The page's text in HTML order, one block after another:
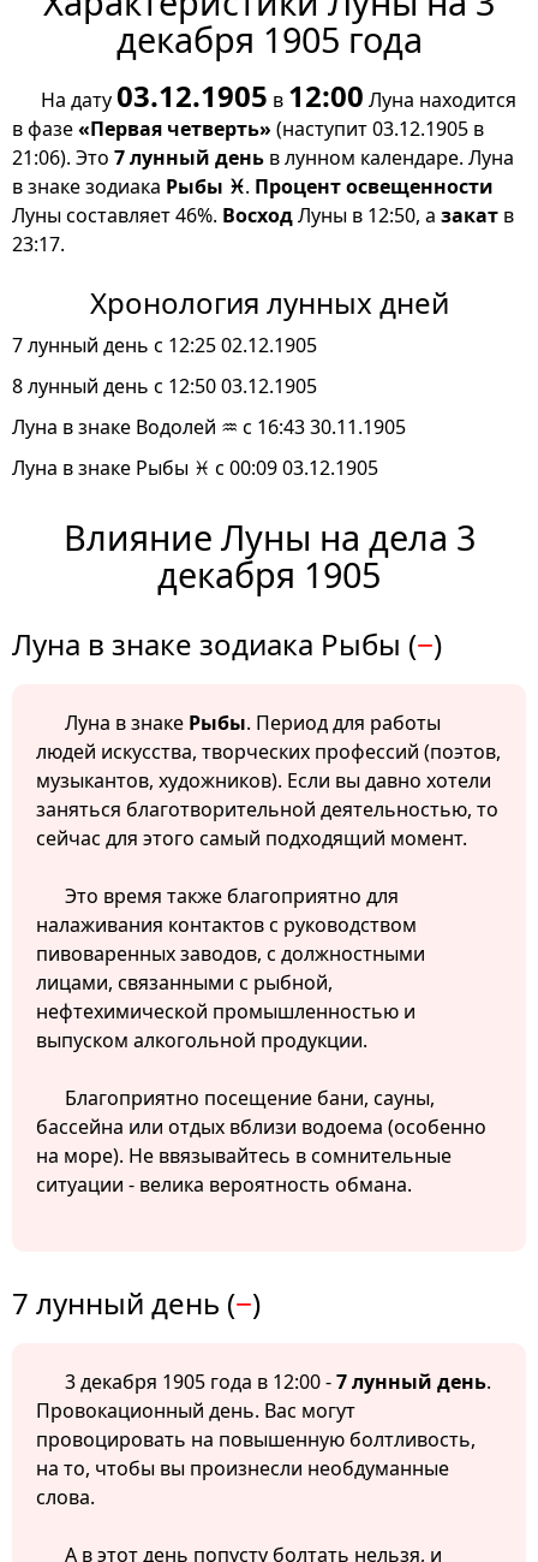
декабря 1905 года
На дату03.12.1905 в 12:00 Луна находится
в фазе«Первая четверть»(наступит 03.12.1905 в
21:06). Это 7 лунный день в лунном календаре. Луна
в знаке зодиака Рыбы ♓. Процент освещенности
Луны составляет 46%. ВосходЛуны в 12:50, а закат в
23:17.
Хронология лунных дней
7 лунный день с 12:25 02.12.1905
8 лунный день с 12:50 03.12.1905
Луна в знаке Водолей ♒ с 16:43 30.11.1905
Луна в знаке Рыбы ♓ с 00:09 03.12.1905
Влияние Луны на дела 3
декабря 1905
Луна в знаке зодиака Рыбы (−)
Луна в знаке Рыбы. Период для работы
людей искусства, творческих профессий (поэтов,
музыкантов, художников). Если вы давно хотели
заняться благотворительной деятельностью, то
сейчас для этого самый подходящий момент.
Это время также благоприятно для
налаживания контактов с руководством
пивоваренных заводов, с должностными
лицами, связанными с рыбной,
нефтехимической промышленностью и
выпуском алкогольной продукции.
Благоприятно посещение бани, сауны,
бассейна или отдых вблизи водоема (особенно
на море). Не ввязывайтесь в сомнительные
ситуации - велика вероятность обмана.
7 лунный день (−)
3 декабря 1905 года в 12:00 -7 лунный день.
Провокационный день. Вас могут
провоцировать на повышенную болтливость,
на то, чтобы вы произнесли необдуманные
слова.
А в этот день попусту болтать нельзя, и